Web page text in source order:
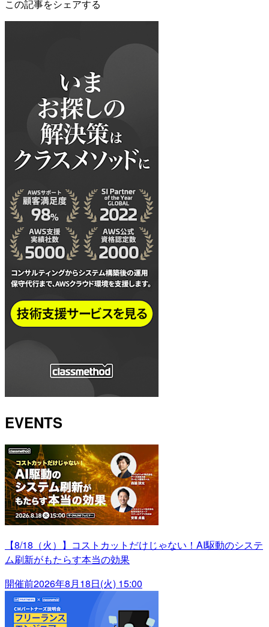
この記事をシェアする
EVENTS
【8/18（火）】コストカットだけじゃない！AI駆動のシステ
ム刷新がもたらす本当の効果
開催前2026年8月18日(火) 15:00